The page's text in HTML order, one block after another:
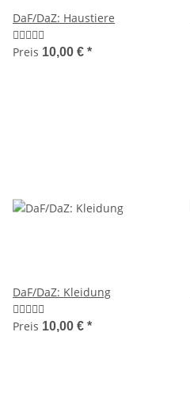
DaF/DaZ: Haustiere
Preis 10,00 € *
DaF/DaZ: Kleidung
Preis 10,00 € *